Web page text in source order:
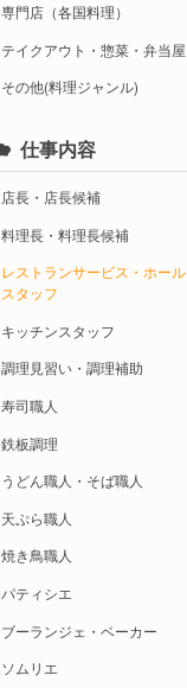
専門店（各国料理）
テイクアウト・惣菜・弁当屋
その他(料理ジャンル)
仕事内容
店長・店長候補
料理長・料理長候補
レストランサービス・ホール
スタッフ
キッチンスタッフ
調理見習い・調理補助
寿司職人
鉄板調理
うどん職人・そば職人
天ぷら職人
焼き鳥職人
パティシエ
ブーランジェ・ベーカー
ソムリエ